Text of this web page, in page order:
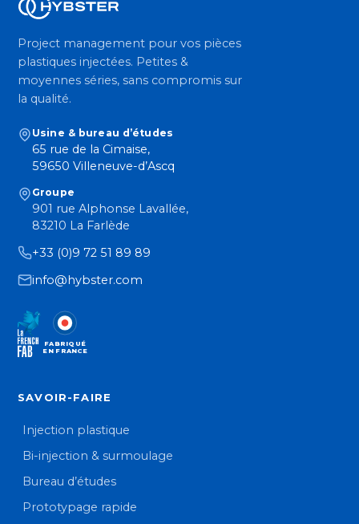
Project management pour vos pièces
plastiques injectées. Petites &
moyennes séries, sans compromis sur
la qualité.
Usine & bureau d’études
65 rue de la Cimaise,
59650 Villeneuve-d’Ascq
Groupe
901 rue Alphonse Lavallée,
83210 La Farlède
+33 (0)9 72 51 89 89
info@hybster.com
FABRIQUÉ
EN FRANCE
SAVOIR-FAIRE
Injection plastique
Bi-injection & surmoulage
Bureau d’études
Prototypage rapide